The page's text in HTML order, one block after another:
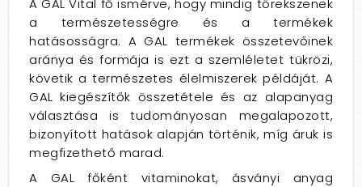
A GAL Vital fő ismérve, hogy mindig törekszenek
a természetességre és a termékek
hatásosságra. A GAL termékek összetevőinek
aránya és formája is ezt a szemléletet tükrözi,
követik a természetes élelmiszerek példáját. A
GAL kiegészítők összetétele és az alapanyag
választása is tudományosan megalapozott,
bizonyított hatások alapján történik, míg áruk is
megfizethető marad.
A GAL főként vitaminokat, ásványi anyag